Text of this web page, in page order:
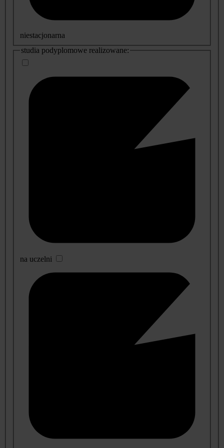
niestacjonarna
studia podyplomowe realizowane:
na uczelni